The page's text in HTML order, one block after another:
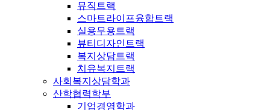
뮤직트랙
스마트라이프융합트랙
실용무용트랙
뷰티디자인트랙
복지상담트랙
치유복지트랙
사회복지상담학과
산학협력학부
기업경영학과